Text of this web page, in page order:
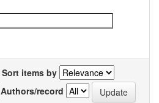
Sort items by
Authors/record